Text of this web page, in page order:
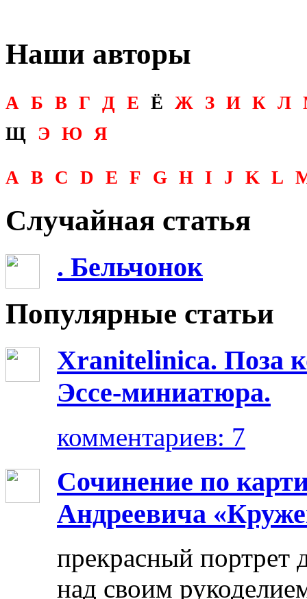
Наши авторы
А Б В Г Д Е Ё Ж З И К Л
Щ
Э Ю Я
A B C D E F G H I J K L
Случайная статья
. Бельчонок
Популярные статьи
Xranitelinica. Поза
Эссе-миниатюра.
комментариев: 7
Сочинение по
Андреевича
прекрасный портрет
над своим